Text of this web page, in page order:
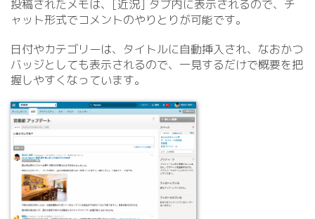
投稿されたメモは、[近況] タブ内に表示されるので、チ
ャット形式でコメントのやりとりが可能です。
日付やカテゴリーは、タイトルに自動挿入され、なおかつ
バッジとしても表示されるので、一見するだけで概要を把
握しやすくなっています。